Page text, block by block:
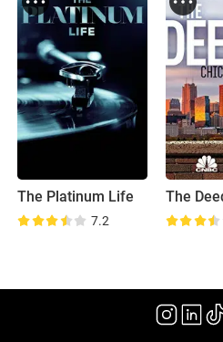
The Platinum Life
7.2
The